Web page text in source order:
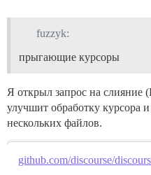
fuzzyk:
прыгающие курсоры
Я открыл запрос на слияние
улучшит обработку курсора
нескольких файлов.
github.com/discourse/